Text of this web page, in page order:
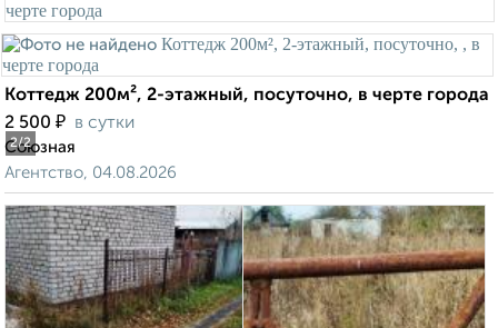
2/2
Коттедж 200м², 2-этажный, посуточно, в черте города
2 500 ₽ в сутки
Союзная
Агентство, 04.08.2026